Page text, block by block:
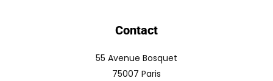
Contact
55 Avenue Bosquet
75007 Paris